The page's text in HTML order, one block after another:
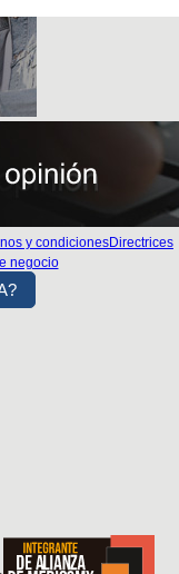
y condicionesDirectrices
negocio